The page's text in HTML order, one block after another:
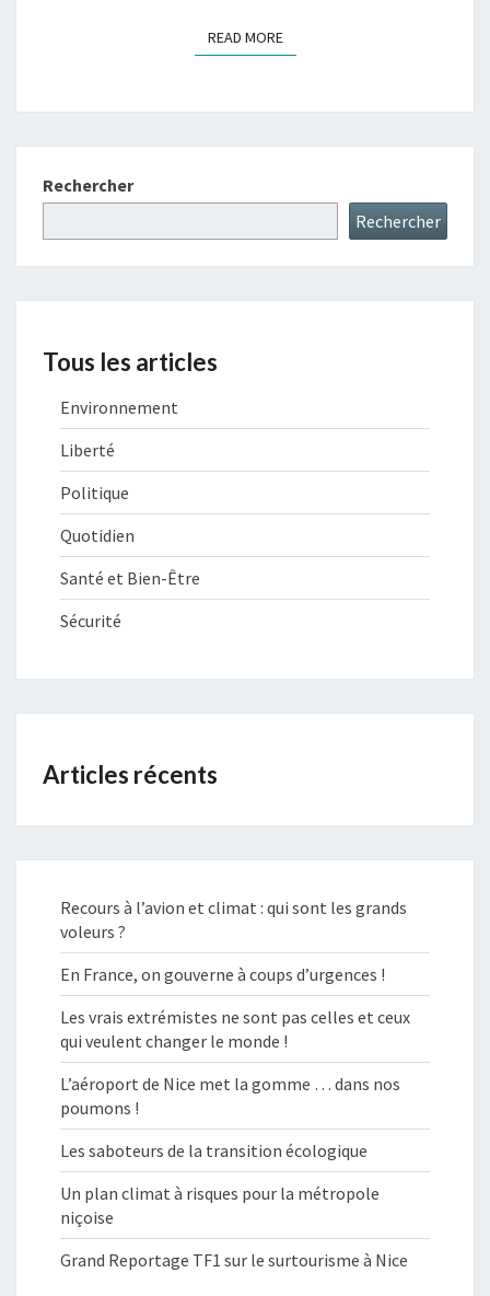
READ MOREREAD MORE
Rechercher
Rechercher
Tous les articles
Environnement
Liberté
Politique
Quotidien
Santé et Bien-Être
Sécurité
Articles récents
Recours à l’avion et climat : qui sont les grands
voleurs ?
En France, on gouverne à coups d’urgences !
Les vrais extrémistes ne sont pas celles et ceux
qui veulent changer le monde !
L’aéroport de Nice met la gomme … dans nos
poumons !
Les saboteurs de la transition écologique
Un plan climat à risques pour la métropole
niçoise
Grand Reportage TF1 sur le surtourisme à Nice